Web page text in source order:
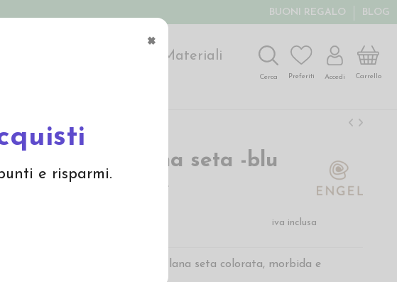
×
e risparmi.
BUONI REGALO BLOG
Materiali
Cerca Preferiti Accedi Carrello
Canottiera in lana seta -blu
ghiaccio/ marine
iva inclusa
Canottiera bambino di Engel in lana seta colorata, morbida e